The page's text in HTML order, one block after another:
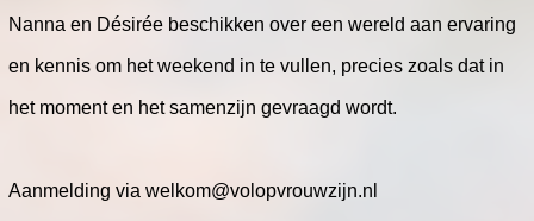
Nanna en Désirée beschikken over een wereld aan ervaring
en kennis om het weekend in te vullen, precies zoals dat in
het moment en het samenzijn gevraagd wordt.
Aanmelding via welkom@volopvrouwzijn.nl